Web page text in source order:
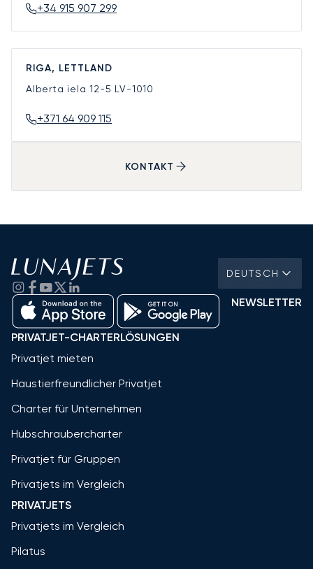
+34 915 907 299
RIGA, LETTLAND
Alberta iela 12-5 LV-1010
+371 64 909 115
KONTAKT
DEUTSCH
NEWSLETTER
PRIVATJET-CHARTERLÖSUNGEN
Privatjet mieten
Haustierfreundlicher Privatjet
Charter für Unternehmen
Hubschraubercharter
Privatjet für Gruppen
Privatjets im Vergleich
PRIVATJETS
Privatjets im Vergleich
Pilatus